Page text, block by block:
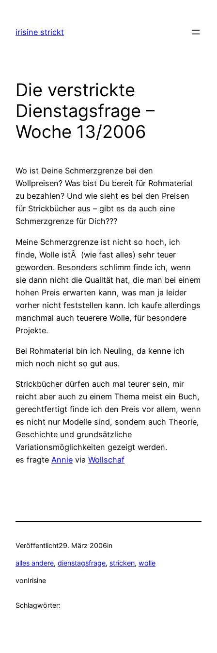
springen
irisine strickt
Die verstrickte
Dienstagsfrage –
Woche 13/2006
Wo ist Deine Schmerzgrenze bei den
Wollpreisen? Was bist Du bereit für Rohmaterial
zu bezahlen? Und wie sieht es bei den Preisen
für Strickbücher aus – gibt es da auch eine
Schmerzgrenze für Dich???
Meine Schmerzgrenze ist nicht so hoch, ich
finde, Wolle istÂ (wie fast alles) sehr teuer
geworden. Besonders schlimm finde ich, wenn
sie dann nicht die Qualität hat, die man bei einem
hohen Preis erwarten kann, was man ja leider
vorher nicht feststellen kann. Ich kaufe allerdings
manchmal auch teuerere Wolle, für besondere
Projekte.
Bei Rohmaterial bin ich Neuling, da kenne ich
mich noch nicht so gut aus.
Strickbücher dürfen auch mal teurer sein, mir
reicht aber auch zu einem Thema meist ein Buch,
gerechtfertigt finde ich den Preis vor allem, wenn
es nicht nur Modelle sind, sondern auch Theorie,
Geschichte und grundsätzliche
Variationsmöglichkeiten gezeigt werden.
es fragte Annie via Wollschaf
Veröffentlicht29. März 2006in
alles andere, dienstagsfrage, stricken, wolle
vonIrisine
Schlagwörter: